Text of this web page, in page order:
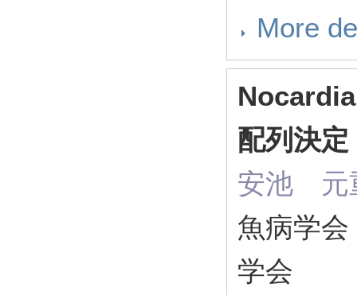
More
配列決定
安池 元
魚病学
学会